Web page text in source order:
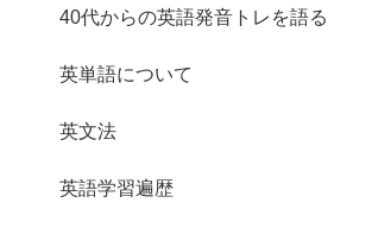
40代からの英語発音トレを語る
英単語について
英文法
英語学習遍歴